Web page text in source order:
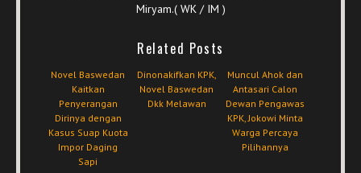
Miryam.( WK / IM )
Related Posts
Novel Baswedan
Kaitkan
Penyerangan
Dirinya dengan
Kasus Suap Kuota
Impor Daging
Sapi
Dinonakifkan KPK,
Novel Baswedan
Dkk Melawan
Muncul Ahok dan
Antasari Calon
Dewan Pengawas
KPK, Jokowi Minta
Warga Percaya
Pilihannya